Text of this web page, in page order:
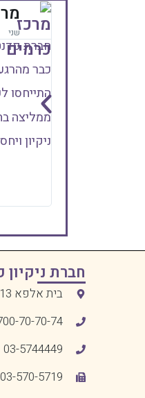
שני
חברת
כבר
התייחסו
ממליצה
ניקיון
חברת
בית אלפא 13, תל אביב
70-70-74
03-5744449
03-570-5719